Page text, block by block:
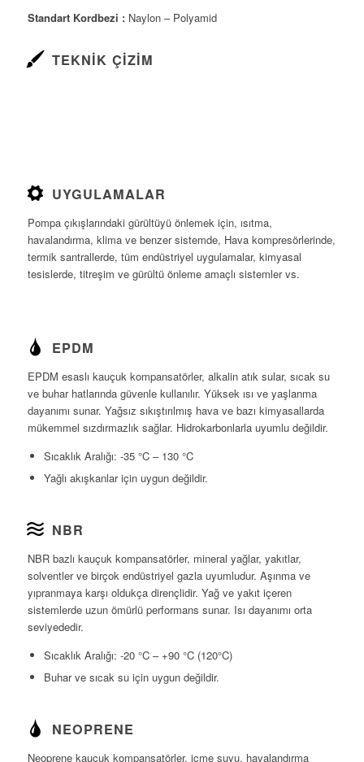
Standart Kordbezi : Naylon – Polyamid
TEKNIK ÇIZIM
UYGULAMALAR
Pompa çıkışlarındaki gürültüyü önlemek için, ısıtma,
havalandırma, klima ve benzer sistemde, Hava kompresörlerinde,
termik santrallerde, tüm endüstriyel uygulamalar, kimyasal
tesislerde, titreşim ve gürültü önleme amaçlı sistemler vs.
EPDM
EPDM esaslı kauçuk kompansatörler, alkalin atık sular, sıcak su
ve buhar hatlarında güvenle kullanılır. Yüksek ısı ve yaşlanma
dayanımı sunar. Yağsız sıkıştırılmış hava ve bazı kimyasallarda
mükemmel sızdırmazlık sağlar. Hidrokarbonlarla uyumlu değildir.
Sıcaklık Aralığı: -35 °C – 130 °C
Yağlı akışkanlar için uygun değildir.
NBR
NBR bazlı kauçuk kompansatörler, mineral yağlar, yakıtlar,
solventler ve birçok endüstriyel gazla uyumludur. Aşınma ve
yıpranmaya karşı oldukça dirençlidir. Yağ ve yakıt içeren
sistemlerde uzun ömürlü performans sunar. Isı dayanımı orta
seviyededir.
Sıcaklık Aralığı: -20 °C – +90 °C (120°C)
Buhar ve sıcak su için uygun değildir.
NEOPRENE
Neoprene kauçuk kompansatörler, içme suyu, havalandırma